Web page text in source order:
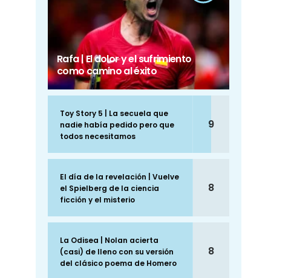
Rafa | El dolor y el sufrimiento
como camino al éxito
Toy Story 5 | La secuela que
nadie había pedido pero que
todos necesitamos
9
El día de la revelación | Vuelve
el Spielberg de la ciencia
ficción y el misterio
8
La Odisea | Nolan acierta
(casi) de lleno con su versión
del clásico poema de Homero
8